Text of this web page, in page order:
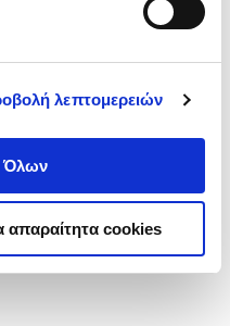
λεπτομερειών
Όλων
απαραίτητα cookies